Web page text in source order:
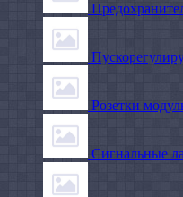
Розетки
Сигнальные